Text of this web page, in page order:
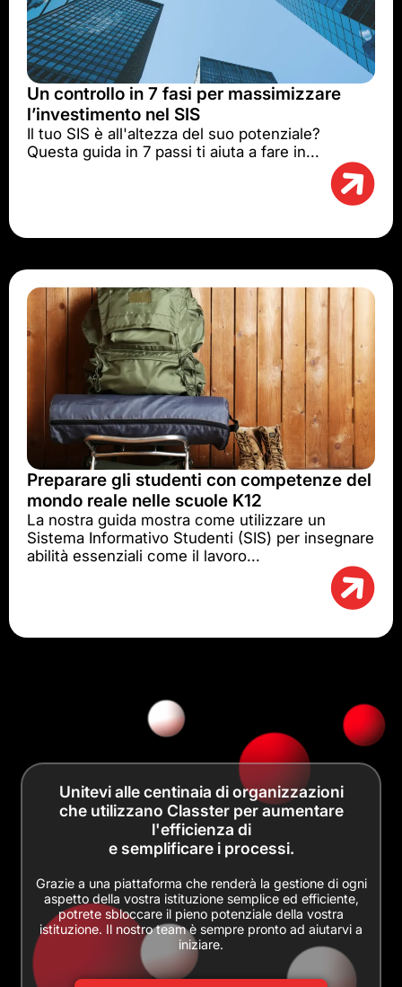
Un controllo in 7 fasi per massimizzare
l’investimento nel SIS
Il tuo SIS è all'altezza del suo potenziale?
Questa guida in 7 passi ti aiuta a fare in...
Preparare gli studenti con competenze del
mondo reale nelle scuole K12
La nostra guida mostra come utilizzare un
Sistema Informativo Studenti (SIS) per insegnare
abilità essenziali come il lavoro...
Unitevi alle centinaia di organizzazioni
che utilizzano Classter per aumentare
l'efficienza di
e semplificare i processi.
Grazie a una piattaforma che renderà la gestione di ogni
aspetto della vostra istituzione semplice ed efficiente,
potrete sbloccare il pieno potenziale della vostra
istituzione. Il nostro team è sempre pronto ad aiutarvi a
iniziare.